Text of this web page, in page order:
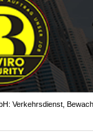
Verkehrsdienst,